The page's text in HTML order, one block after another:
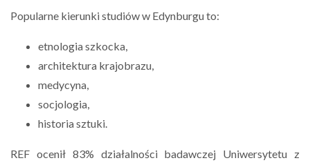
Popularne kierunki studiów w Edynburgu to:
etnologia szkocka,
architektura krajobrazu,
medycyna,
socjologia,
historia sztuki.
REF ocenił 83% działalności badawczej Uniwersytetu z